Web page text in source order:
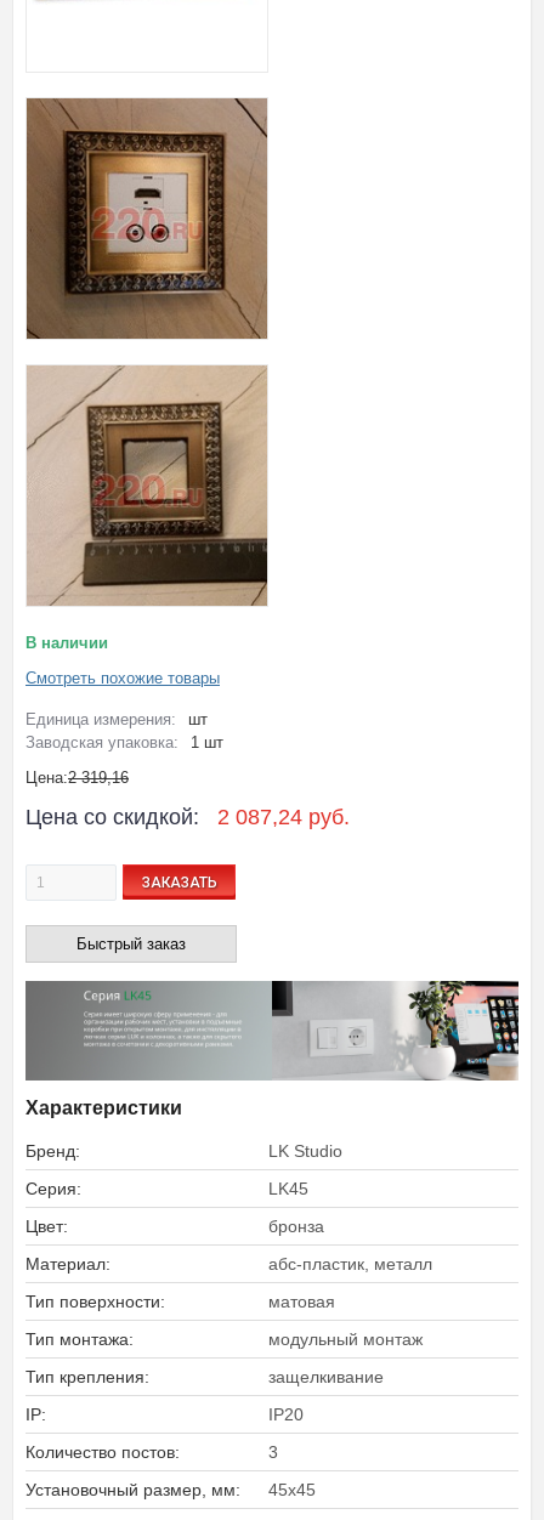
В наличии
Смотреть похожие товары
Единица измерения:
шт
Заводская упаковка:
1 шт
Цена:2 319,16
Цена со скидкой: 2 087,24 руб.
ЗАКАЗАТЬ
Быстрый заказ
Характеристики
Бренд:
LK Studio
Серия:
LK45
Цвет:
бронза
Материал:
абс-пластик, металл
Тип поверхности:
матовая
Тип монтажа:
модульный монтаж
Тип крепления:
защелкивание
IP:
IP20
Количество постов:
3
Установочный размер, мм:
45x45